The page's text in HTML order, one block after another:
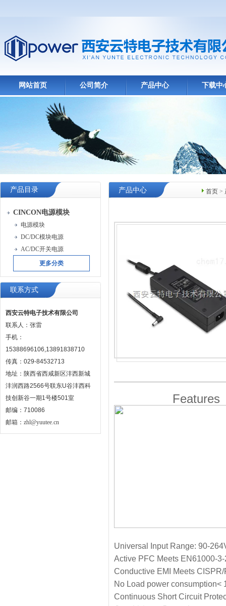
网站首页 公司简介 产品中心 下载中
产品目录
CINCON电源模块
电源模块
DC/DC模块电源
AC/DC开关电源
更多分类
联系方式
西安云特电子技术有限公司
联系人：张雷
手机：
15388696106,13891838710
传真：029-84532713
地址：陕西省西咸新区沣西新城
沣润西路2566号联东U谷沣西科
技创新谷一期1号楼501室
邮编：710086
邮箱： zhl@yuutee.cn
首页 >
产品中心
Features
Universal Input Range: 90-
Active PFC Meets EN61000-3-
Conductive EMI Meets
No Load power consumption<
Continuous Short Circuit